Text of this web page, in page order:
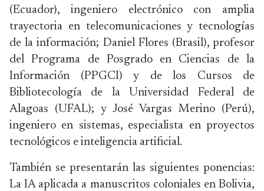
(Ecuador), ingeniero electrónico con amplia
trayectoria en telecomunicaciones y tecnologías
de la información; Daniel Flores (Brasil), profesor
del Programa de Posgrado en Ciencias de la
Información (PPGCI) y de los Cursos de
Bibliotecología de la Universidad Federal de
Alagoas (UFAL); y José Vargas Merino (Perú),
ingeniero en sistemas, especialista en proyectos
tecnológicos e inteligencia artificial.
También se presentarán las siguientes ponencias:
La IA aplicada a manuscritos coloniales en Bolivia,